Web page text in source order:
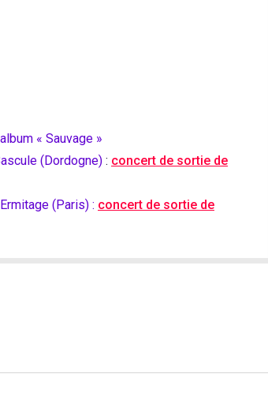
« Sauvage »
(Dordogne) : concert de sortie de
(Paris) : concert de sortie de